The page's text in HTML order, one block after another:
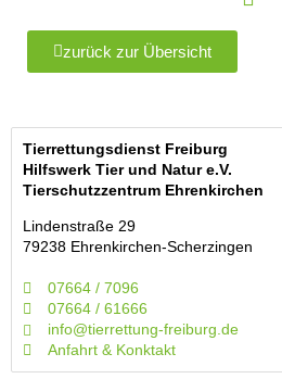
zurück zur Übersicht
Tierrettungsdienst Freiburg
Hilfswerk Tier und Natur e.V.
Tierschutzzentrum Ehrenkirchen
Lindenstraße 29
79238 Ehrenkirchen-Scherzingen
07664 / 7096
07664 / 61666
info@tierrettung-freiburg.de
Anfahrt & Konktakt